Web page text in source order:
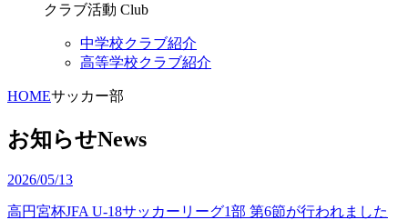
クラブ活動 Club
中学校クラブ紹介
高等学校クラブ紹介
HOMEサッカー部
お知らせNews
2026/05/13
高円宮杯JFA U-18サッカーリーグ1部 第6節が行われました